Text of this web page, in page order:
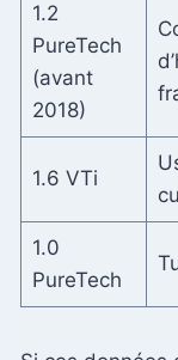
1.2
PureTech
(avant
2018)
1.6 VTi
1.0
PureTech